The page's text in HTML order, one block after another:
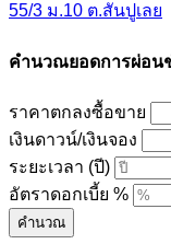
55/3 ม.10 ต.สันปูเลย
คำนวณยอดการผ่อน
ราคาตกลงซื้อขาย
เงินดาวน์/เงินจอง
ระยะเวลา (ปี)
อัตราดอกเบี้ย %
คำนวณ